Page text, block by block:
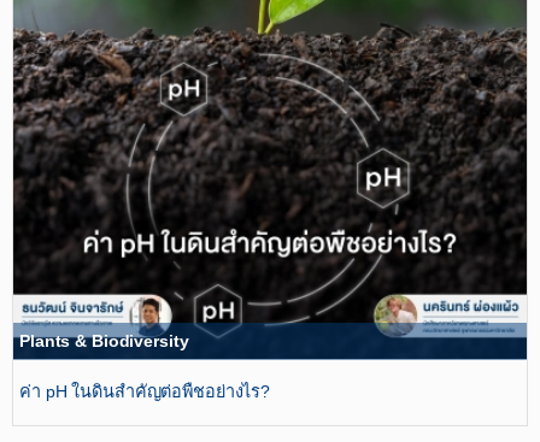
Plants & Biodiversity
ค่า pH ในดินสำคัญต่อพืชอย่างไร?​